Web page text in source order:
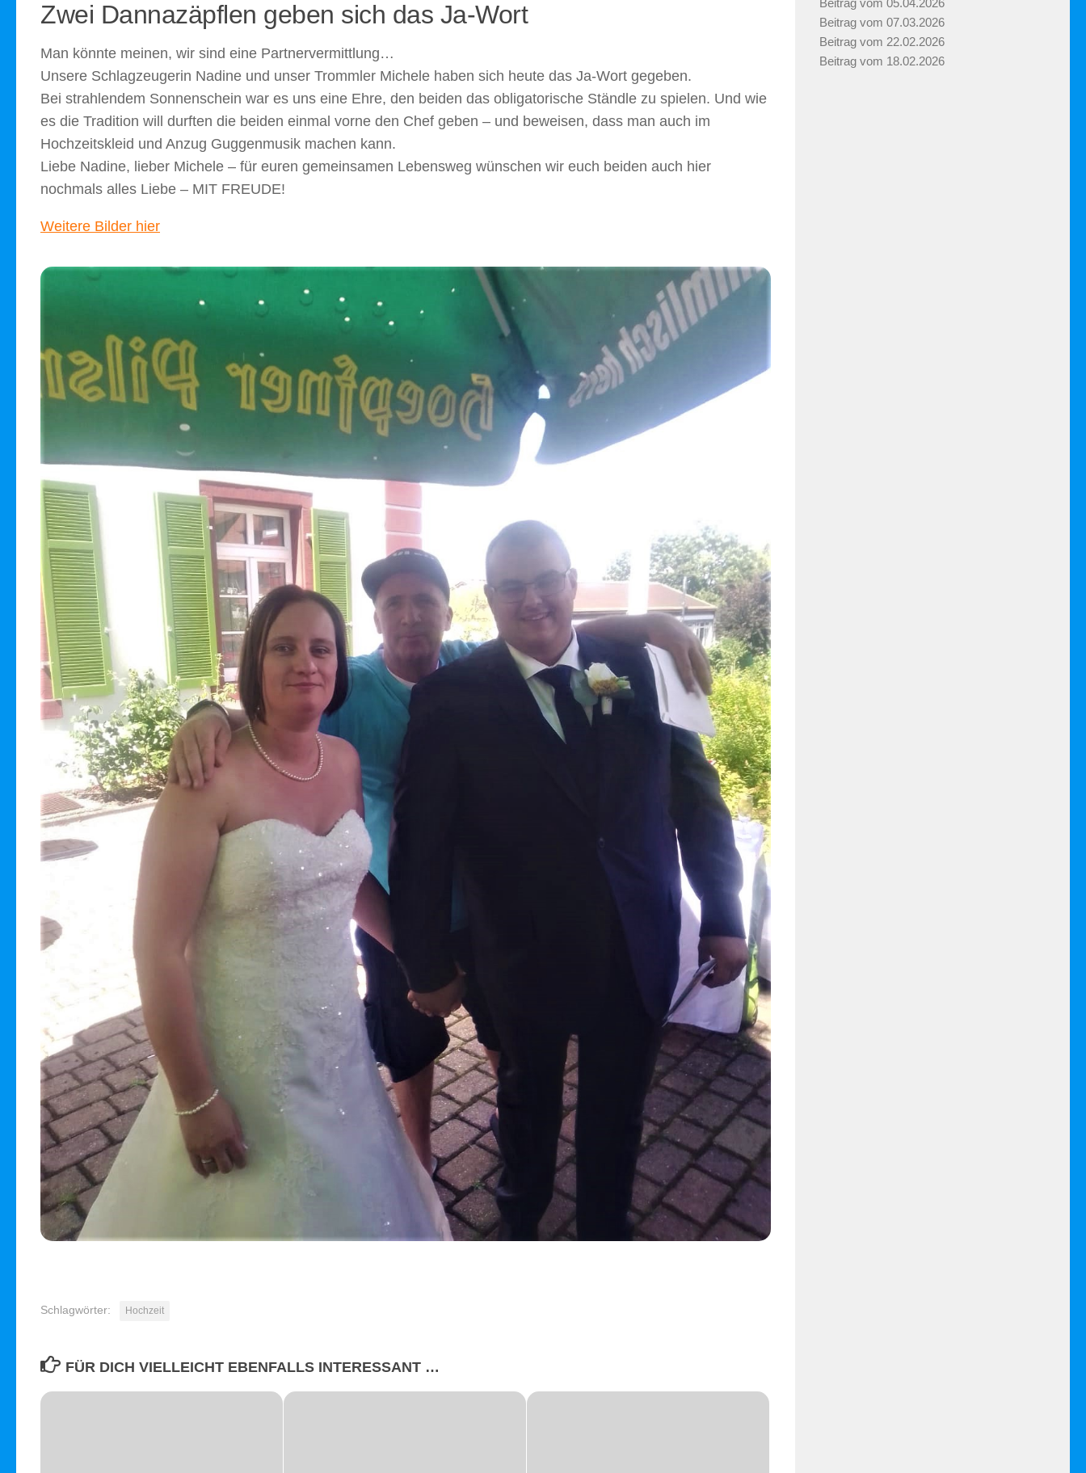
Zwei Dannazäpflen geben sich das Ja-Wort
Man könnte meinen, wir sind eine Partnervermittlung…
Unsere Schlagzeugerin Nadine und unser Trommler Michele haben sich heute das Ja-Wort gegeben.
Bei strahlendem Sonnenschein war es uns eine Ehre, den beiden das obligatorische Ständle zu spielen. Und wie
es die Tradition will durften die beiden einmal vorne den Chef geben – und beweisen, dass man auch im
Hochzeitskleid und Anzug Guggenmusik machen kann.
Liebe Nadine, lieber Michele – für euren gemeinsamen Lebensweg wünschen wir euch beiden auch hier
nochmals alles Liebe – MIT FREUDE!
Weitere Bilder hier
Schlagwörter: Hochzeit
FÜR DICH VIELLEICHT EBENFALLS INTERESSANT …
Beitrag vom 05.04.2026
Beitrag vom 07.03.2026
Beitrag vom 22.02.2026
Beitrag vom 18.02.2026